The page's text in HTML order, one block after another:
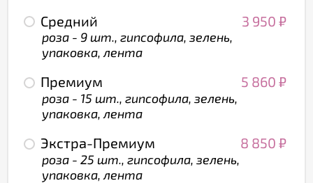
Средний 3 950 ₽
роза - 9 шт., гипсофила, зелень,
упаковка, лента
Премиум 5 860 ₽
роза - 15 шт., гипсофила, зелень,
упаковка, лента
Экстра-Премиум 8 850 ₽
роза - 25 шт., гипсофила, зелень,
упаковка, лента